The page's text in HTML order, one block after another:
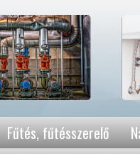
Fűtés, fűtésszerelő